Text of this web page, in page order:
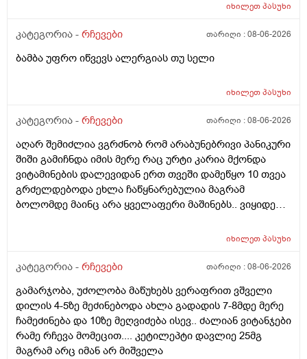
იხილეთპასუხი
კატეგორია - რჩევები თარიღი :08-06-2026
ბამბა უფრო იწვევს ალერგიას თუ სელი
იხილეთპასუხი
კატეგორია - რჩევები თარიღი :08-06-2026
აღარ შემიძლია ვგრძნობ რომ არაბუნებრივი პანიკური
შიში გამიჩნდა იმის მერე რაც ურტი კარია მქონდა
ვიტამინების დალევიდან ერთ თვეში დამეწყო 10 თვეა
გრძელდებოდა ეხლა ჩაწყნარებულია მაგრამ
ბოლომდე მაინც არა ყველაფერი მაშინებს.. ვიყიდე
არა.მაშონ ანაფილაქსია ხომ არ მექმება?
ცუდათ ვხდებინშოშოსგან მარტო მაშინებს ეს
ონტელექტოც ანაფილაქსიას ახსენებს სულ დამამე
როზა
იხილეთპასუხი
კატეგორია - რჩევები თარიღი :08-06-2026
გამარჯობა, უძოლობა მაწუხებს ვერაფრით ვშველი
დილის 4-5ზე მეძინებოდა ახლა გადადის 7-8მდე მერე
ჩამეძინება და 10ზე მეღვიძება ისევ.. ძალიან ვიტანჯები
რამე რჩევა მომეცით.... კეტილეპტი დავლიე 25მგ
მაგრამ არც იმან არ მიშველა